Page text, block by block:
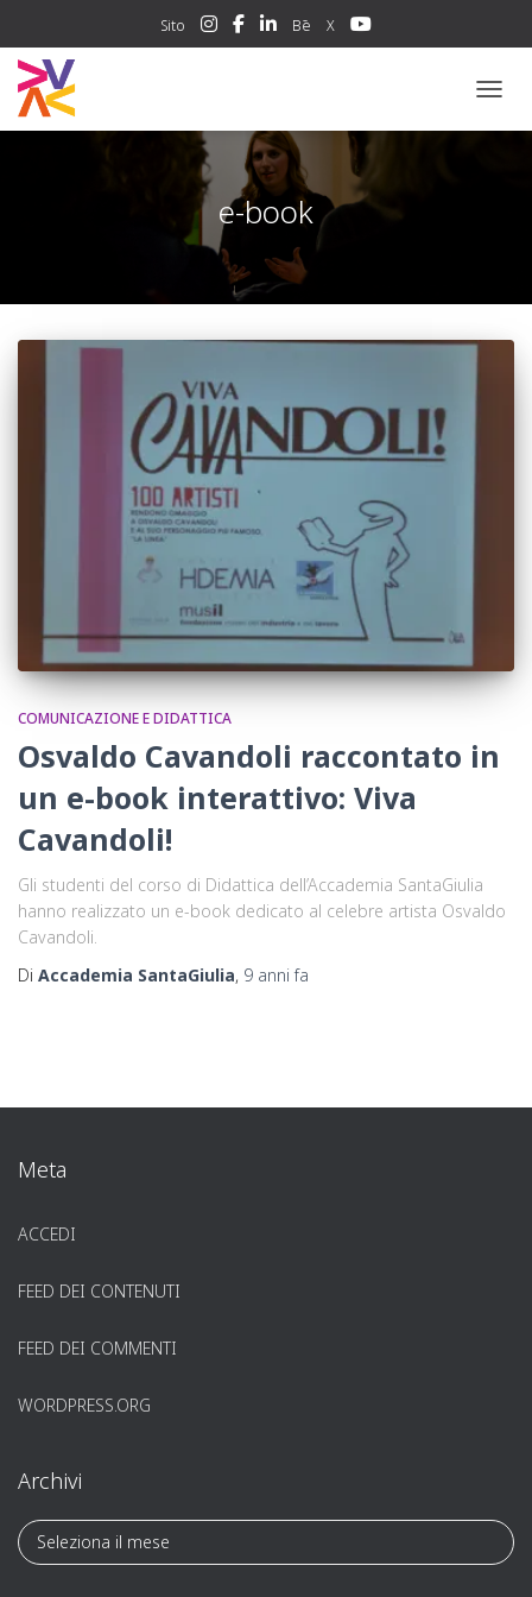
Sito Bē X
e-book
COMUNICAZIONE E DIDATTICA
Osvaldo Cavandoli raccontato in
un e-book interattivo: Viva
Cavandoli!
Gli studenti del corso di Didattica dell’Accademia SantaGiulia
hanno realizzato un e-book dedicato al celebre artista Osvaldo
Cavandoli.
Di Accademia SantaGiulia, 9 anni fa
Meta
ACCEDI
FEED DEI CONTENUTI
FEED DEI COMMENTI
WORDPRESS.ORG
Archivi
A
r